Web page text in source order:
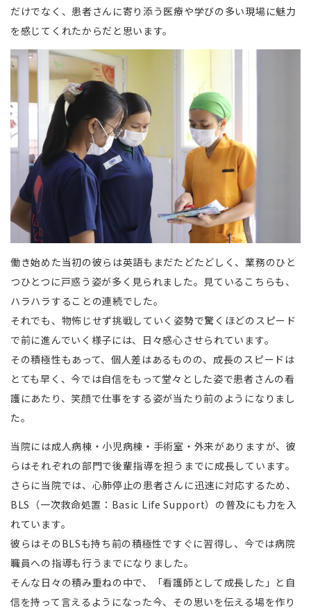
だけでなく、患者さんに寄り添う医療や学びの多い現場に魅力
を感じてくれたからだと思います。
働き始めた当初の彼らは英語もまだたどたどしく、業務のひと
つひとつに戸惑う姿が多く見られました。見ているこちらも、
ハラハラすることの連続でした。
それでも、物怖じせず挑戦していく姿勢で驚くほどのスピード
で前に進んでいく様子には、日々感心させられています。
その積極性もあって、個人差はあるものの、成長のスピードは
とても早く、今では自信をもって堂々とした姿で患者さんの看
護にあたり、笑顔で仕事をする姿が当たり前のようになりまし
た。
当院には成人病棟・小児病棟・手術室・外来がありますが、彼
らはそれぞれの部門で後輩指導を担うまでに成長しています。
さらに当院では、心肺停止の患者さんに迅速に対応するため、
BLS（一次救命処置：Basic Life Support）の普及にも力を入
れています。
彼らはそのBLSも持ち前の積極性ですぐに習得し、今では病院
職員への指導も行うまでになりました。
そんな日々の積み重ねの中で、「看護師として成長した」と自
信を持って言えるようになった今、その思いを伝える場を作り